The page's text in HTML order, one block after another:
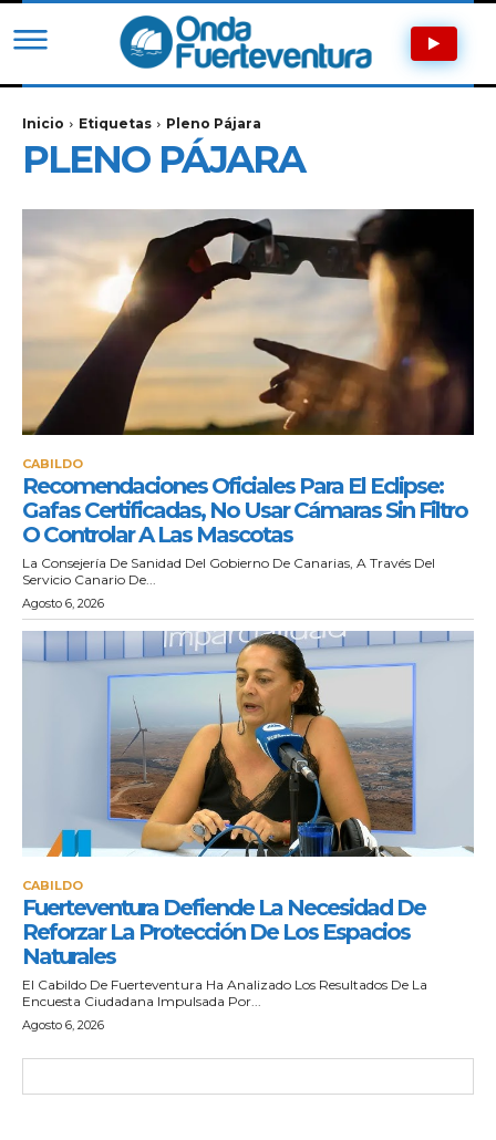
Inicio Etiquetas Pleno Pájara
PLENO PÁJARA
CABILDO
Recomendaciones Oficiales Para El Eclipse:
Gafas Certificadas, No Usar Cámaras Sin Filtro
O Controlar A Las Mascotas
La Consejería De Sanidad Del Gobierno De Canarias, A Través Del
Servicio Canario De...
Agosto 6, 2026
CABILDO
Fuerteventura Defiende La Necesidad De
Reforzar La Protección De Los Espacios
Naturales
El Cabildo De Fuerteventura Ha Analizado Los Resultados De La
Encuesta Ciudadana Impulsada Por...
Agosto 6, 2026